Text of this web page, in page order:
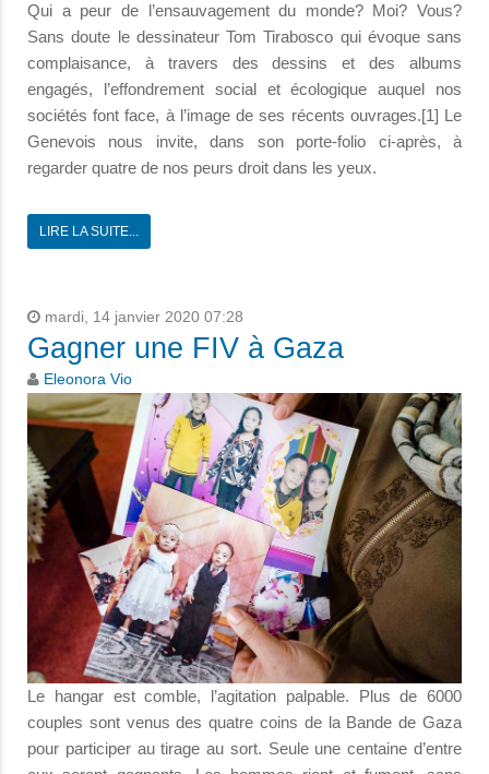
Qui a peur de l’ensauvagement du monde? Moi? Vous?
Sans doute le dessinateur Tom Tirabosco qui évoque sans
complaisance, à travers des dessins et des albums
engagés, l’effondrement social et écologique auquel nos
sociétés font face, à l’image de ses récents ouvrages.[1] Le
Genevois nous invite, dans son porte-folio ci-après, à
regarder quatre de nos peurs droit dans les yeux.
LIRE LA SUITE...
mardi, 14 janvier 2020 07:28
Gagner une FIV à Gaza
Eleonora Vio
Le hangar est comble, l’agitation palpable. Plus de 6000
couples sont venus des quatre coins de la Bande de Gaza
pour participer au tirage au sort. Seule une centaine d’entre